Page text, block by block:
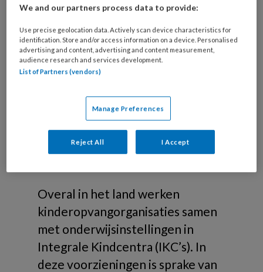
tot 21 uur: Polderpracht biedt uitkomst voor
ouders die vroege of late diensten werken,
bijvoorbeeld in de Westlandse tuinbouw of in de
zorg. Een totaalaanbod waaronder ontbijt,
avondeten, een kinderkapper, fysio en logopedie
Over ikc’s
Overal in het land werken
kinderopvangorganisaties samen
met onderwijsinstellingen in
Integrale Kindcentra (IKC’s). In
deze voorzieningen is sprake van
We and our partners process data to provide:
Use precise geolocation data. Actively scan device characteristics for
identification. Store and/or access information on a device. Personalised
advertising and content, advertising and content measurement,
audience research and services development.
List of Partners (vendors)
Manage Preferences
Reject All I Accept